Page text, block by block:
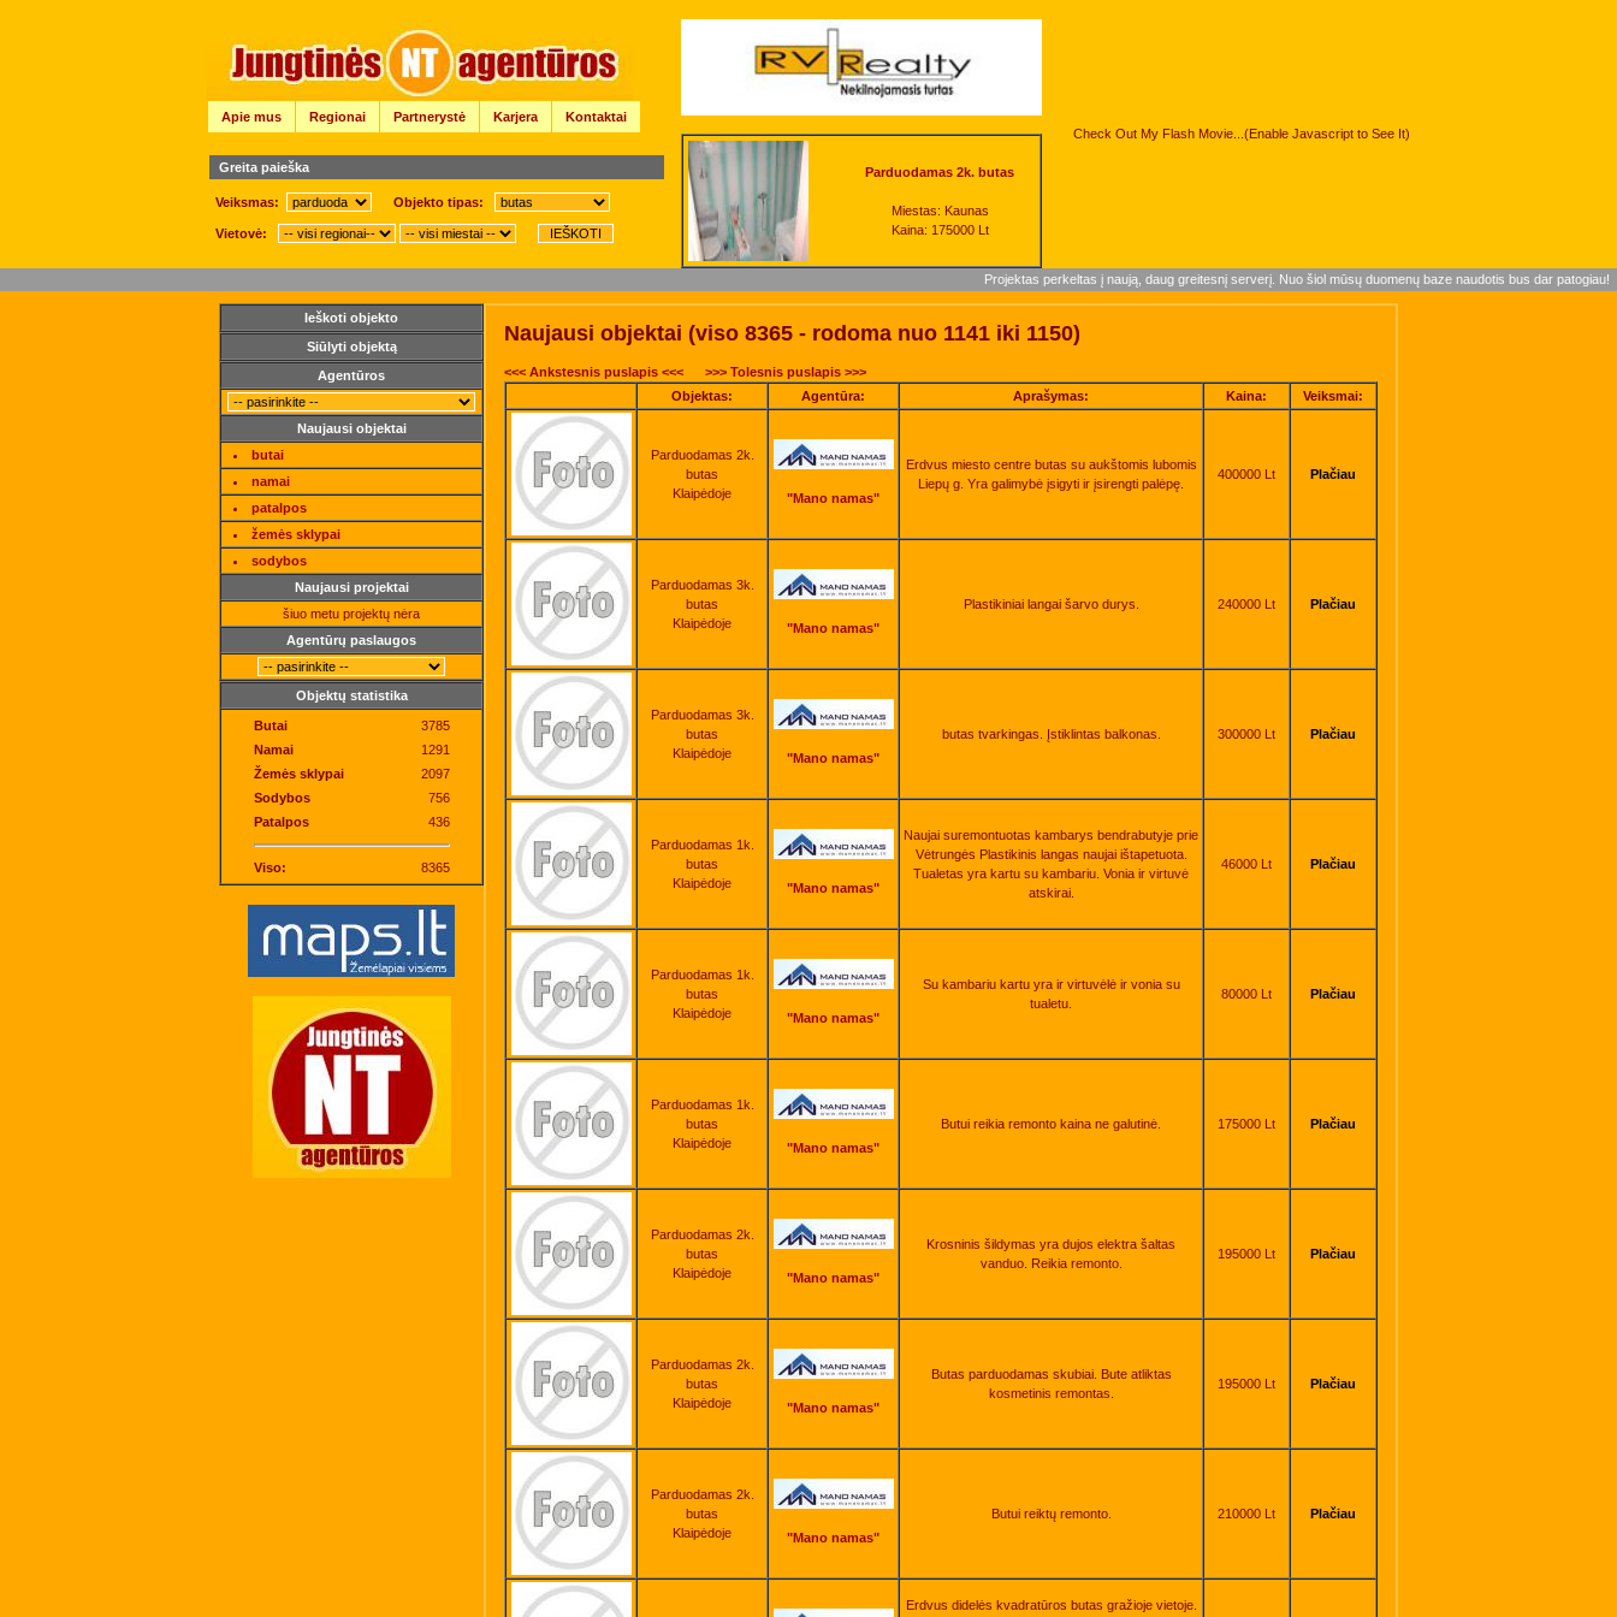
Apie mus Regionai Partnerystė Karjera
Kontaktai
Check Out My Flash Movie...(Enable Javascript to See It)
Greita paieška
Veiksmas: Objekto tipas:
Vietovė:
Parduodamas 2k. butas
Miestas: Kaunas
Kaina: 175000 Lt
Projektas perkeltas į naują, daug greitesnį serverį. Nuo šiol mūsų duomenų baze naudotis bus dar patogiau!
Ieškoti objekto
Siūlyti objektą
Agentūros
Naujausi objektai
butai
namai
patalpos
žemės sklypai
sodybos
Naujausi projektai
šiuo metu projektų nėra
Agentūrų paslaugos
Objektų statistika
Butai
3785
Namai
1291
Žemės sklypai
2097
Sodybos
756
Patalpos
436
Viso: 8365
Naujausi objektai (viso 8365 - rodoma nuo 1141 iki 1150)
<<< Ankstesnis puslapis <<<
>>> Tolesnis puslapis >>>
Objektas:
Agentūra: Aprašymas: Kaina: Veiksmai:
Parduodamas 2k.
butas
Klaipėdoje
"Mano namas"
Erdvus miesto centre butas su aukštomis lubomis
Liepų g. Yra galimybė įsigyti ir įsirengti palėpę.
400000 Lt Plačiau
Parduodamas 3k.
butas
Klaipėdoje
"Mano namas"
Plastikiniai langai šarvo durys. 240000 Lt Plačiau
Parduodamas 3k.
butas
Klaipėdoje
"Mano namas"
butas tvarkingas. Įstiklintas balkonas. 300000 Lt Plačiau
Parduodamas 1k.
butas
Klaipėdoje
"Mano namas"
Naujai suremontuotas kambarys bendrabutyje prie
Vėtrungės Plastikinis langas naujai ištapetuota.
Tualetas yra kartu su kambariu. Vonia ir virtuvė
atskirai.
46000 Lt Plačiau
Parduodamas 1k.
butas
Klaipėdoje
"Mano namas"
Su kambariu kartu yra ir virtuvėlė ir vonia su
tualetu.
80000 Lt Plačiau
Parduodamas 1k.
butas
Klaipėdoje
"Mano namas"
Butui reikia remonto kaina ne galutinė. 175000 Lt Plačiau
Parduodamas 2k.
butas
Klaipėdoje
"Mano namas"
Krosninis šildymas yra dujos elektra šaltas
vanduo. Reikia remonto.
195000 Lt Plačiau
Parduodamas 2k.
butas
Klaipėdoje
"Mano namas"
Butas parduodamas skubiai. Bute atliktas
kosmetinis remontas.
195000 Lt Plačiau
Parduodamas 2k.
butas
Klaipėdoje
"Mano namas"
Butui reiktų remonto. 210000 Lt Plačiau
Erdvus didelės kvadratūros butas gražioje vietoje.